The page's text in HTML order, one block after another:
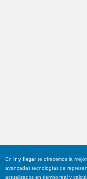
Enir y llegar te ofrecemos la
avanzadas tecnologías de
actualizados en tiempo real y